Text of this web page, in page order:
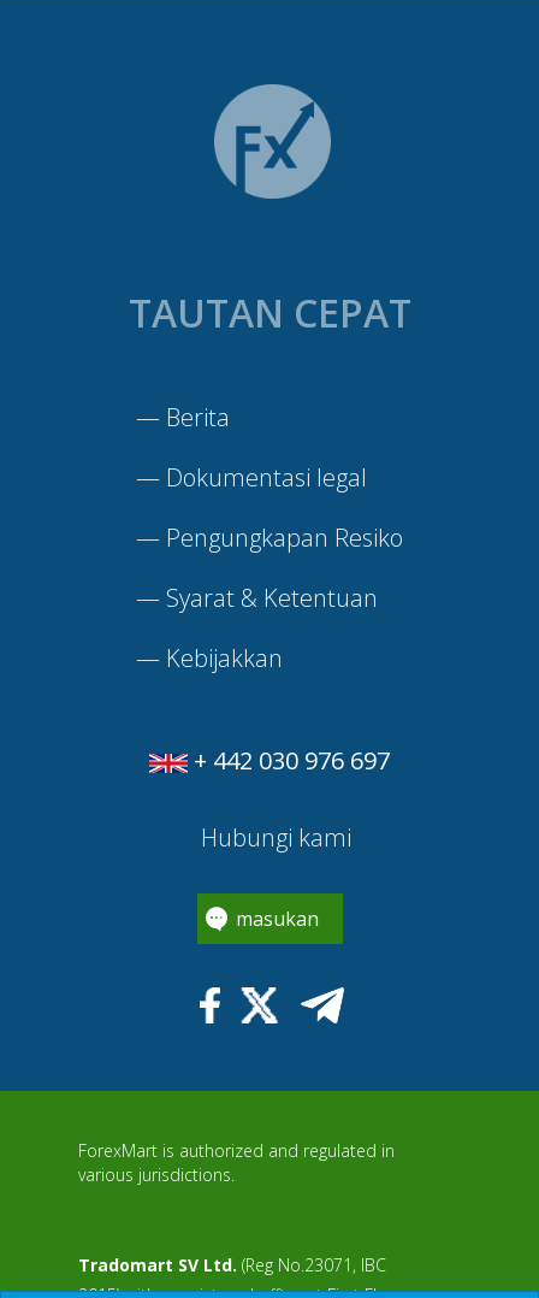
TAUTAN CEPAT
— Berita
— Dokumentasi legal
— Pengungkapan Resiko
— Syarat & Ketentuan
— Kebijakkan
+ 442 030 976 697
Hubungi kami
masukan
ForexMart is authorized and regulated in
various jurisdictions.
Tradomart SV Ltd. (Reg No.23071, IBC